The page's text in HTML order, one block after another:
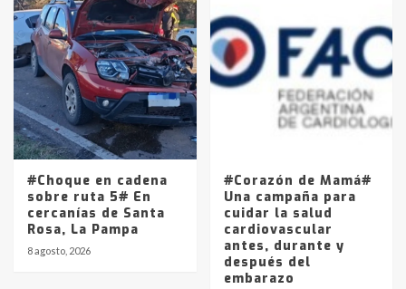
#Choque en cadena
sobre ruta 5# En
cercanías de Santa
Rosa, La Pampa
8 agosto, 2026
#Corazón de Mamá#
Una campaña para
cuidar la salud
cardiovascular
antes, durante y
después del
embarazo